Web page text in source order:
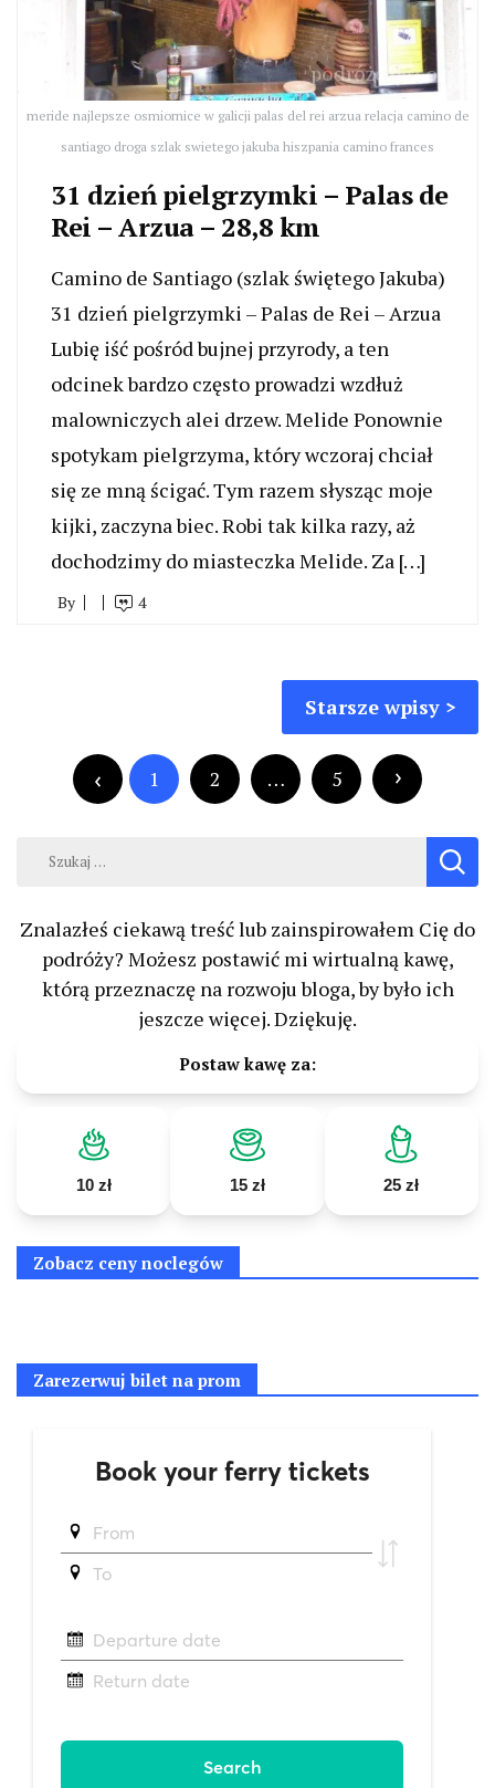
meride najlepsze osmiornice w galicji palas del rei arzua relacja camino de
santiago droga szlak swietego jakuba hiszpania camino frances
31 dzień pielgrzymki – Palas de
Rei – Arzua – 28,8 km
Camino de Santiago (szlak świętego Jakuba)
31 dzień pielgrzymki – Palas de Rei – Arzua
Lubię iść pośród bujnej przyrody, a ten
odcinek bardzo często prowadzi wzdłuż
malowniczych alei drzew. Melide Ponownie
spotykam pielgrzyma, który wczoraj chciał
się ze mną ścigać. Tym razem słysząc moje
kijki, zaczyna biec. Robi tak kilka razy, aż
dochodzimy do miasteczka Melide. Za […]
By 4
wpisach
Starsze wpisy
wpisów
1 2 … 5
Szukaj:
Znalazłeś ciekawą treść lub zainspirowałem Cię do
podróży? Możesz postawić mi wirtualną kawę,
którą przeznaczę na rozwoju bloga, by było ich
jeszcze więcej. Dziękuję.
Postaw kawę za:
10 zł 15 zł 25 zł
Zobacz ceny noclegów
Zarezerwuj bilet na prom